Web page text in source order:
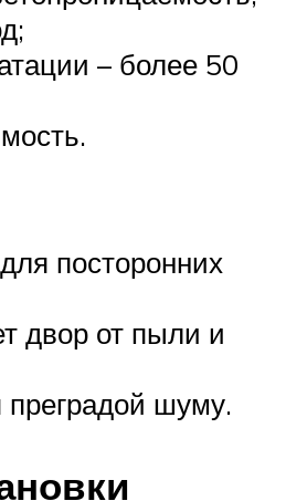
– более 50
посторонних
двор от пыли и
преградой шуму.